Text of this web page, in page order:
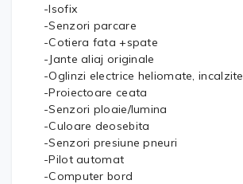
-Isofix
-Senzori parcare
-Cotiera fata +spate
-Jante aliaj originale
-Oglinzi electrice heliomate, incalzite
-Proiectoare ceata
-Senzori ploaie/lumina
-Culoare deosebita
-Senzori presiune pneuri
-Pilot automat
-Computer bord